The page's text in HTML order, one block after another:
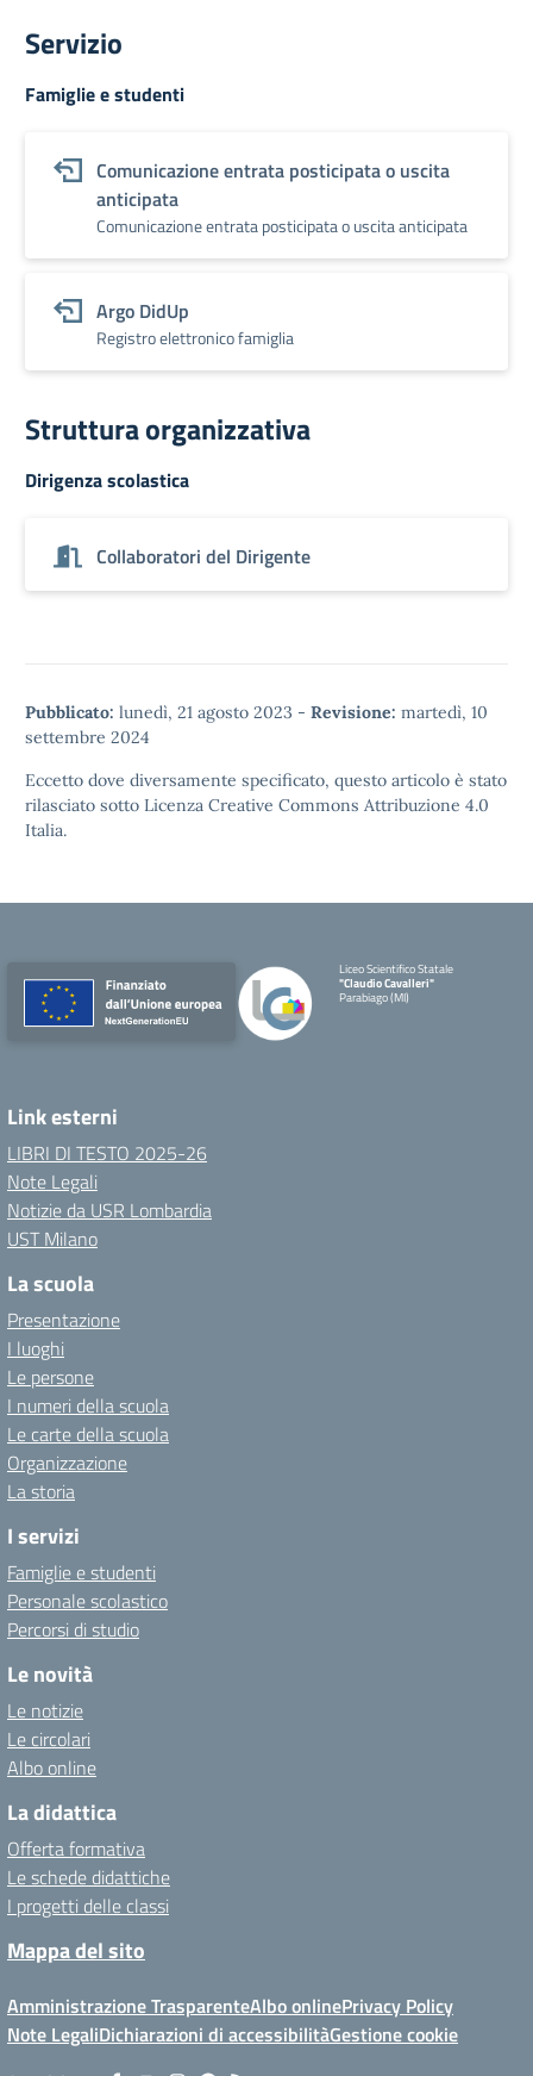
Servizio
Famiglie e studenti
Comunicazione entrata posticipata o uscita
anticipata
Comunicazione entrata posticipata o uscita anticipata
Argo DidUp
Registro elettronico famiglia
Struttura organizzativa
Dirigenza scolastica
Collaboratori del Dirigente
Pubblicato: lunedì, 21 agosto 2023 - Revisione: martedì, 10
settembre 2024
Eccetto dove diversamente specificato, questo articolo è stato
rilasciato sotto Licenza Creative Commons Attribuzione 4.0
Italia.
Liceo Scientifico Statale
"Claudio Cavalleri"
Parabiago (MI)
Link esterni
LIBRI DI TESTO 2025-26
Note Legali
Notizie da USR Lombardia
UST Milano
La scuola
Presentazione
I luoghi
Le persone
I numeri della scuola
Le carte della scuola
Organizzazione
La storia
I servizi
Famiglie e studenti
Personale scolastico
Percorsi di studio
Le novità
Le notizie
Le circolari
Albo online
La didattica
Offerta formativa
Le schede didattiche
I progetti delle classi
Mappa del sito
Amministrazione TrasparenteAlbo onlinePrivacy Policy
Note LegaliDichiarazioni di accessibilitàGestione cookie